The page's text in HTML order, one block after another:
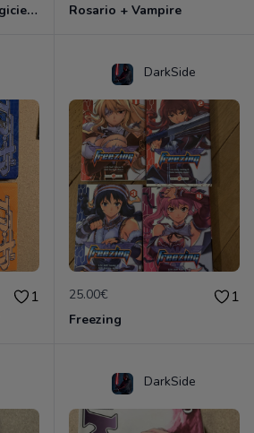
Megi Na, le maitre magicien, Volume 1 Rosario + Vampire
1
DarkSide
25.00€ 1
Freezing
DarkSide